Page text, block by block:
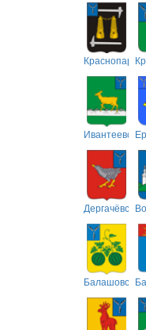
Ивантеевский
Дергачёвский
Балашовский